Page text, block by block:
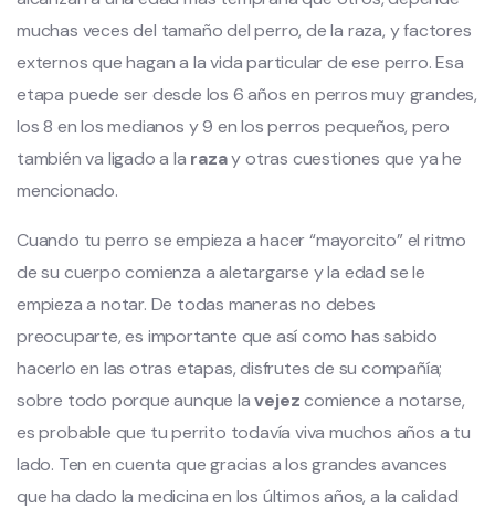
muchas veces del tamaño del perro, de la raza, y factores
externos que hagan a la vida particular de ese perro. Esa
etapa puede ser desde los 6 años en perros muy grandes,
los 8 en los medianos y 9 en los perros pequeños, pero
también va ligado a la razay otras cuestiones que ya he
mencionado.
Cuando tu perro se empieza a hacer “mayorcito” el ritmo
de su cuerpo comienza a aletargarse y la edad se le
empieza a notar. De todas maneras no debes
preocuparte, es importante que así como has sabido
hacerlo en las otras etapas, disfrutes de su compañía;
sobre todo porque aunque lavejezcomience a notarse,
es probable que tu perrito todavía viva muchos años a tu
lado. Ten en cuenta que gracias a los grandes avances
que ha dado la medicina en los últimos años, a la calidad